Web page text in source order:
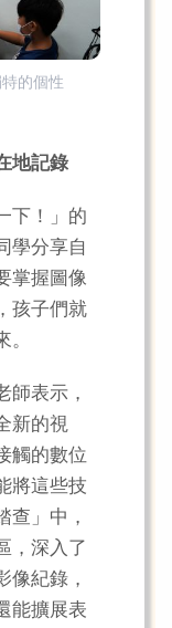
的個性
地記錄
下！」的
學分享自
掌握圖像
孩子們就
。
師表示，
新的視
觸的數位
將這些技
查」中，
，深入了
像紀錄，
能擴展表